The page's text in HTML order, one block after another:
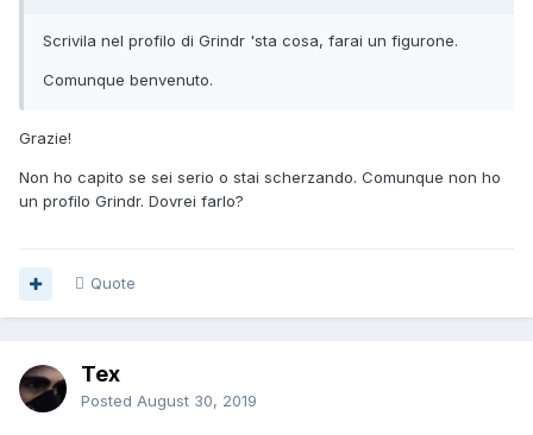
Scrivila nel profilo di Grindr 'sta cosa, farai un figurone.
Comunque benvenuto.
Grazie!
Non ho capito se sei serio o stai scherzando. Comunque non ho
un profilo Grindr. Dovrei farlo?
Quote
Tex
Posted August 30, 2019